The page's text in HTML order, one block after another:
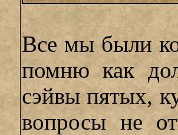
Все мы были
помню как
сэйвы пятых,
вопросы не